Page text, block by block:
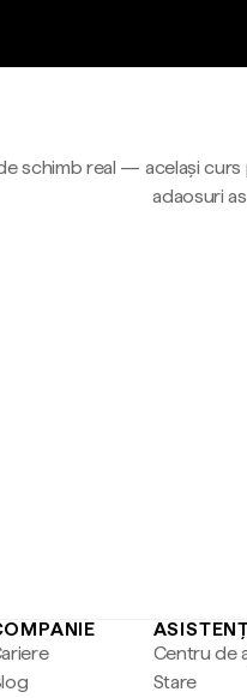
schimb real — același curs
adaosuri
Centru de
Stare